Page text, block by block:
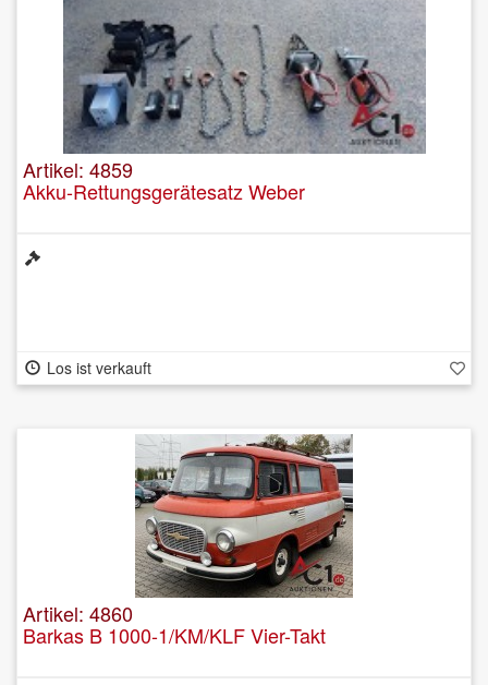
Artikel: 4859
Akku-Rettungsgerätesatz Weber
Los ist verkauft
Artikel: 4860
Barkas B 1000-1/KM/KLF Vier-Takt